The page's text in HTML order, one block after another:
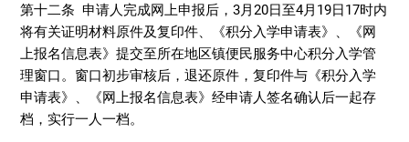
第十二条 申请人完成网上申报后，3月20日至4月19日17时内
将有关证明材料原件及复印件、《积分入学申请表》、《网
上报名信息表》提交至所在地区镇便民服务中心积分入学管
理窗口。窗口初步审核后，退还原件，复印件与《积分入学
申请表》、《网上报名信息表》经申请人签名确认后一起存
档，实行一人一档。